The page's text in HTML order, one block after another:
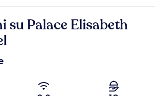
su Palace Elisabeth